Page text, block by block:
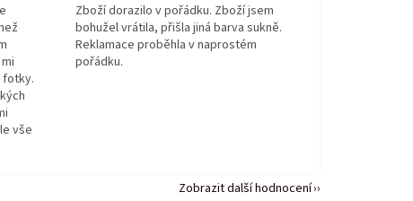
fotky.
vše
Zboží dorazilo v pořádku. Zboží jsem
bohužel vrátila, přišla jiná barva sukně.
Reklamace proběhla v naprostém
pořádku.
Zobrazit další hodnocení